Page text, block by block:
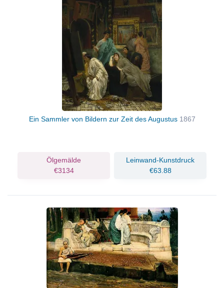
Ein Sammler von Bildern zur Zeit des Augustus 1867
Ölgemälde
€3134
Leinwand-Kunstdruck
€63.88